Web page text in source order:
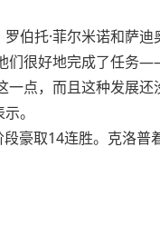
伯托·菲尔米诺和萨迪
们很好地完成了任务
一点，而且这种发展还
。
豪取14连胜。克洛普